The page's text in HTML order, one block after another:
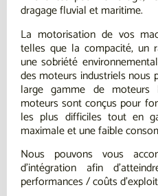
dragage fluvial et maritime.
La motorisation de vos
telles que la compacité, un
une sobriété
des moteurs industriels nous
large gamme de moteurs
moteurs sont conçus pour
les plus difficiles tout en
maximale et une faible
Nous pouvons vous
d’intégration afin
performances / coûts